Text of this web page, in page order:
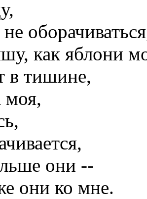
не
как яблони
в тишине,
моя,
они --
они ко мне.